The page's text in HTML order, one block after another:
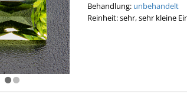
Behandlung: unbehandelt
Reinheit: sehr, sehr kleine